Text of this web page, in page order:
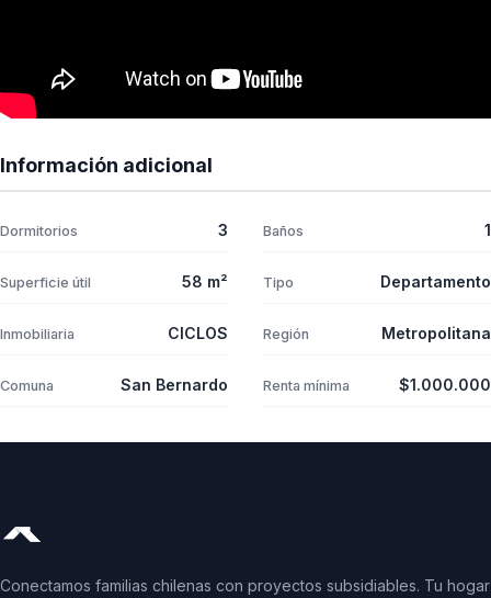
Información adicional
Dormitorios 3 Baños 1
Superficie útil 58 m² Tipo Departamento
Inmobiliaria CICLOS Región Metropolitana
Comuna San Bernardo Renta mínima $1.000.000
Conectamos familias chilenas con proyectos subsidiables. Tu hogar